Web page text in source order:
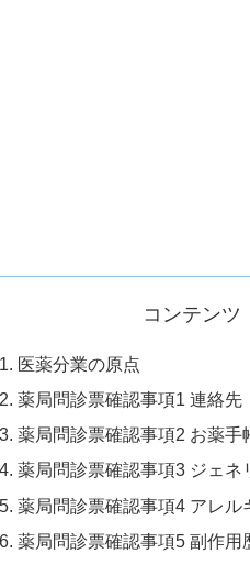
コンテンツ
医薬分業の原点
薬局問診票確認事項1 連絡先
薬局問診票確認事項2 お薬手
薬局問診票確認事項3 ジェネ
薬局問診票確認事項4 アレル
薬局問診票確認事項5 副作用